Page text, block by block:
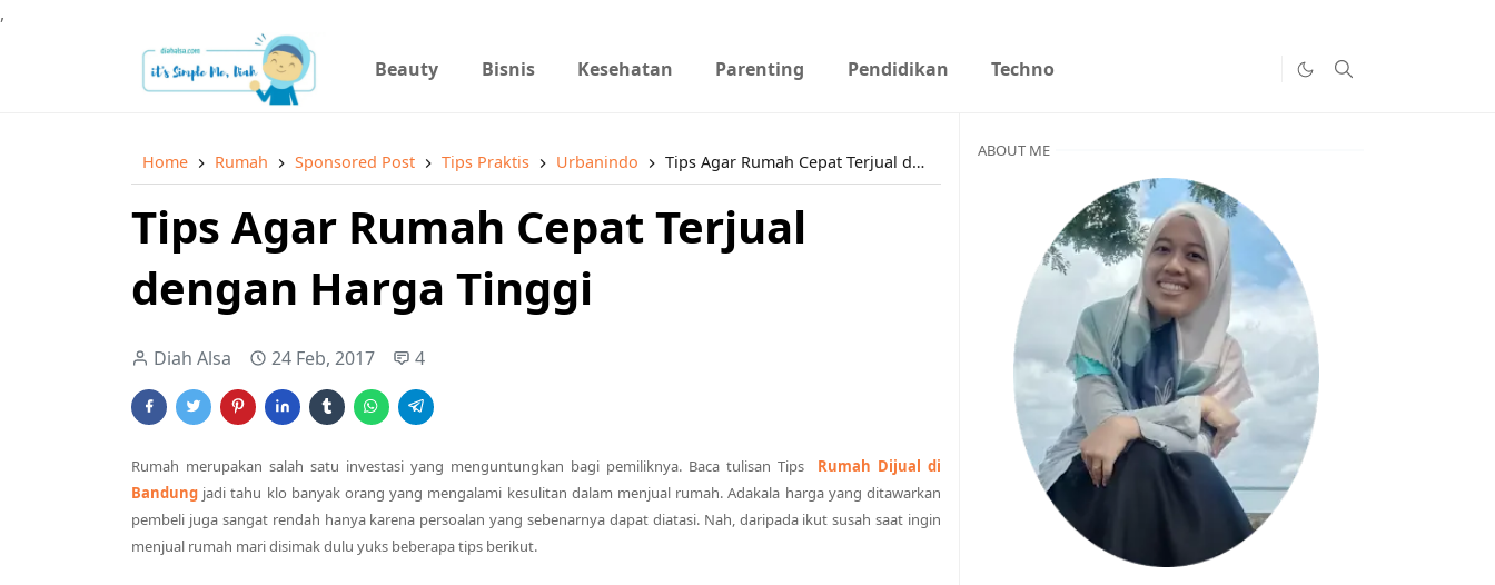
,
Beauty Bisnis Kesehatan Parenting Pendidikan Techno
Home Rumah Sponsored Post Tips Praktis Urbanindo Tips Agar Rumah Cepat Terjual dengan Harga Tinggi
Tips Agar Rumah Cepat Terjual
dengan Harga Tinggi
Diah Alsa 24 Feb, 2017 4
Rumah merupakan salah satu investasi yang menguntungkan bagi pemiliknya. Baca tulisan Tips
Rumah Dijual di
Bandung jadi tahu klo banyak orang yang mengalami kesulitan dalam menjual rumah. Adakala harga yang ditawarkan
pembeli juga sangat rendah hanya karena persoalan yang sebenarnya dapat diatasi. Nah, daripada ikut susah saat ingin
menjual rumah mari disimak dulu yuks beberapa tips berikut.
ABOUT ME